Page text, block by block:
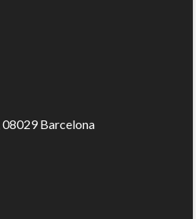
08029 Barcelona